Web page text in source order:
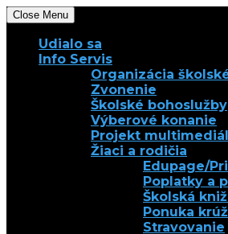
Close Menu
Udialo sa
Info Servis
Organizácia
Zvonenie
Školské bohoslužby
Výberové konanie
Projekt
Žiaci a rodičia
Edupage/
Poplatky a
Školská
Ponuka
Stravovanie